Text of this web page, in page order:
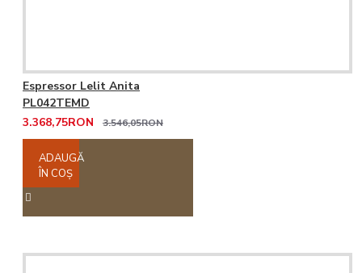
Espressor Lelit Anita
PL042TEMD
3.368,75RON
3.546,05RON
ADAUGĂ
ÎN COŞ